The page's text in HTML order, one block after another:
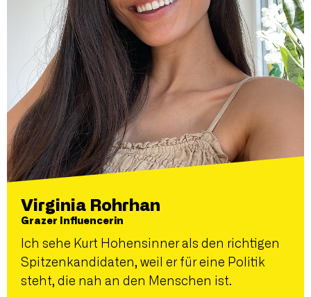
Virginia Rohrhan
Grazer Influencerin
Ich sehe Kurt Hohensinner als den richtigen
Spitzenkandidaten, weil er für eine Politik
steht, die nah an den Menschen ist.